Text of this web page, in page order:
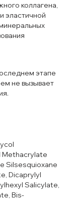
коллагена,
эластичной
этапе
не вызывает
Methacrylate
Silsesquioxane
Dicaprylyl
Salicylate,
Bis-